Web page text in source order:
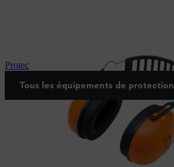
Protection auditive
Tous les équipements de protection